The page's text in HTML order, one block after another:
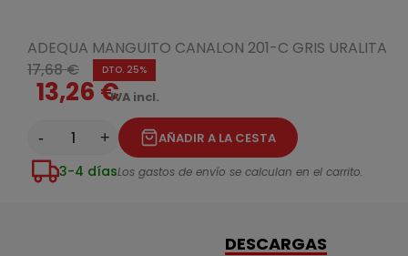
ADEQUA MANGUITO CANALON 201-C GRIS URALITA
17,68 €
DTO. 25%
13,26 €IVA incl.
- + AÑADIR A LA CESTA
3-4 díasLos gastos de envío se calculan en el carrito.
DESCARGAS